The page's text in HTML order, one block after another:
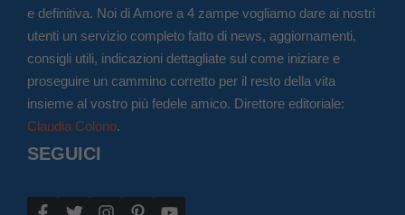
e definitiva. Noi di Amore a 4 zampe vogliamo dare ai nostri
utenti un servizio completo fatto di news, aggiornamenti,
consigli utili, indicazioni dettagliate sul come iniziare e
proseguire un cammino corretto per il resto della vita
insieme al vostro più fedele amico. Direttore editoriale:
Claudia Colono.
SEGUICI